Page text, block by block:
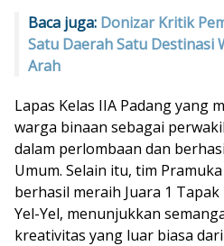
Baca juga: Donizar Kritik
Satu Daerah Satu Destinasi
Arah
Lapas Kelas IIA Padang yang
warga binaan sebagai
dalam perlombaan dan
Umum. Selain itu, tim
berhasil meraih Juara 1
Yel-Yel, menunjukkan
kreativitas yang luar biasa